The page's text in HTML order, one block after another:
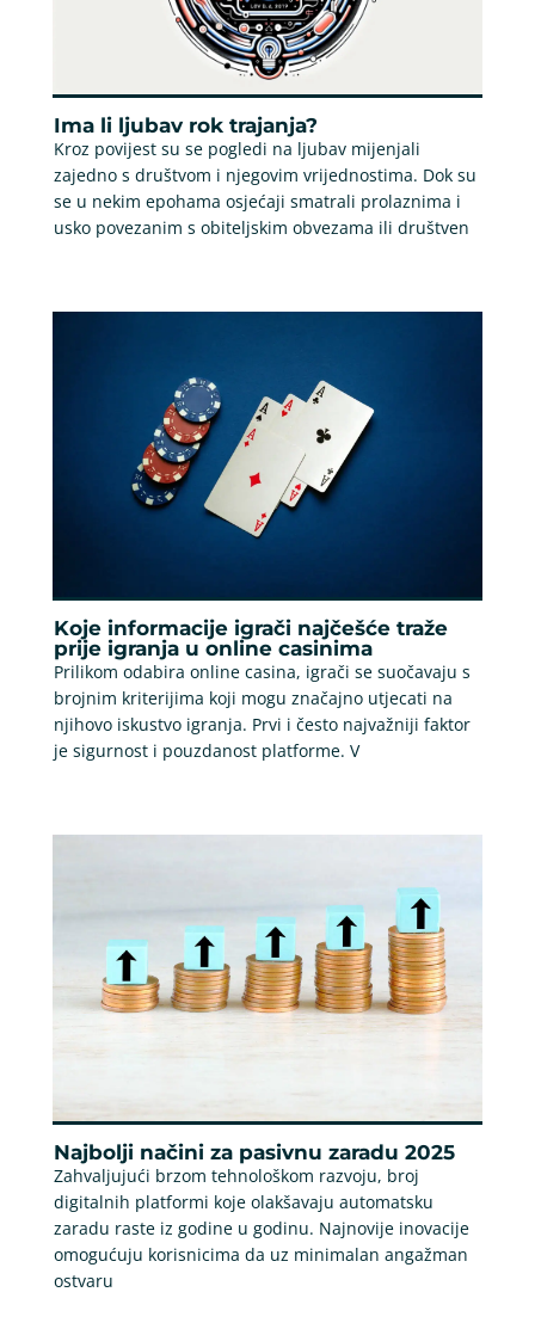
Ima li ljubav rok trajanja?
Kroz povijest su se pogledi na ljubav mijenjali
zajedno s društvom i njegovim vrijednostima. Dok su
se u nekim epohama osjećaji smatrali prolaznima i
usko povezanim s obiteljskim obvezama ili društven
Koje informacije igrači najčešće traže
prije igranja u online casinima
Prilikom odabira online casina, igrači se suočavaju s
brojnim kriterijima koji mogu značajno utjecati na
njihovo iskustvo igranja. Prvi i često najvažniji faktor
je sigurnost i pouzdanost platforme. V
Najbolji načini za pasivnu zaradu 2025
Zahvaljujući brzom tehnološkom razvoju, broj
digitalnih platformi koje olakšavaju automatsku
zaradu raste iz godine u godinu. Najnovije inovacije
omogućuju korisnicima da uz minimalan angažman
ostvaru